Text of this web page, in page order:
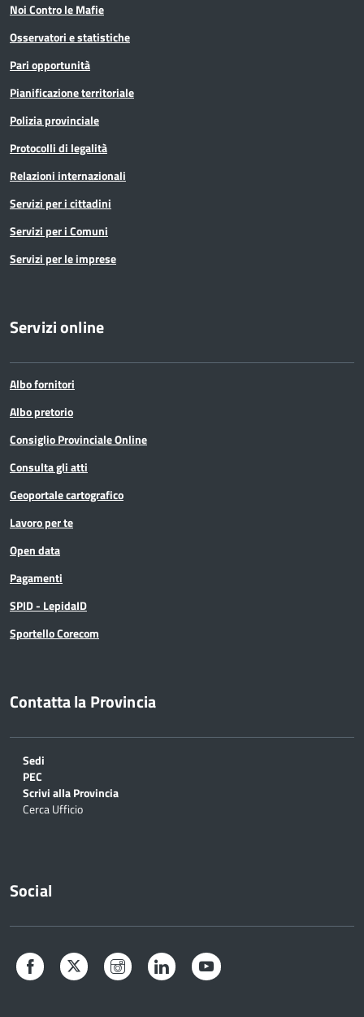
Noi Contro le Mafie
Osservatori e statistiche
Pari opportunità
Pianificazione territoriale
Polizia provinciale
Protocolli di legalità
Relazioni internazionali
Servizi per i cittadini
Servizi per i Comuni
Servizi per le imprese
Servizi online
Albo fornitori
Albo pretorio
Consiglio Provinciale Online
Consulta gli atti
Geoportale cartografico
Lavoro per te
Open data
Pagamenti
SPID - LepidaID
Sportello Corecom
Contatta la Provincia
Sedi
PEC
Scrivi alla Provincia
Cerca Ufficio
Social
Facebook Twitter Instagram LinkedIn